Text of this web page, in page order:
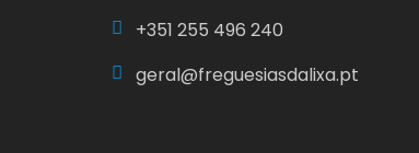
+351 255 496 240
geral@freguesiasdalixa.pt